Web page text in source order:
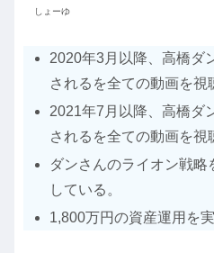
しょーゆ
2020年3月以降、高橋ダ
されるを全ての動画を視
2021年7月以降、高橋ダ
されるを全ての動画を視
ダンさんのライオン戦
している。
1,800万円の資産運用を